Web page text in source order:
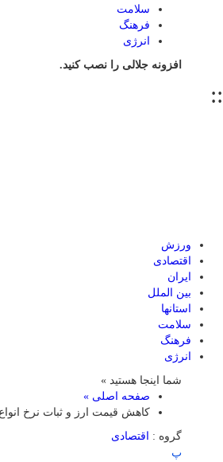
سلامت
فرهنگ
انرژی
افزونه جلالی را نصب کنید.
::
ورزش
اقتصادی
ایران
بین الملل
استانها
سلامت
فرهنگ
انرژی
شما اینجا هستید »
صفحه اصلی »
کاهش قیمت ارز و ثبات نرخ
گروه :
اقتصادی
پ